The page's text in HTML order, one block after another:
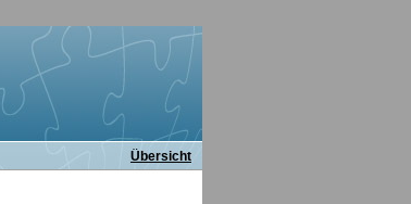
Übersicht